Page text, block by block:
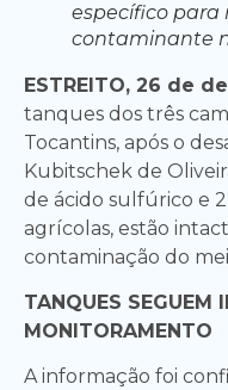
específico
contaminante
ESTREITO, 26 de
tanques dos três
Tocantins, após o
Kubitschek de
de ácido sulfúrico e
agrícolas, estão
contaminação do
TANQUES SEGUEM
MONITORAMENTO
A informação foi